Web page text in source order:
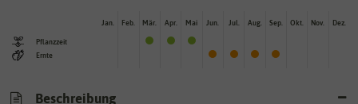
Pflanzzeit
Ernte
Jan. Feb. Mär. Apr. Mai Jun. Jul. Aug. Sep. Okt. Nov. Dez.
Beschreibung